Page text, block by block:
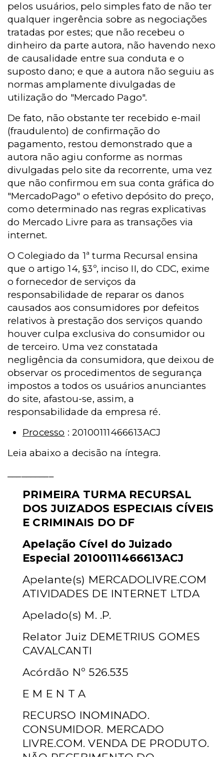
pelos usuários, pelo simples fato de não ter
qualquer ingerência sobre as negociações
tratadas por estes; que não recebeu o
dinheiro da parte autora, não havendo nexo
de causalidade entre sua conduta e o
suposto dano; e que a autora não seguiu as
normas amplamente divulgadas de
utilização do "Mercado Pago".
De fato, não obstante ter recebido e-mail
(fraudulento) de confirmação do
pagamento, restou demonstrado que a
autora não agiu conforme as normas
divulgadas pelo site da recorrente, uma vez
que não confirmou em sua conta gráfica do
"MercadoPago" o efetivo depósito do preço,
como determinado nas regras explicativas
do Mercado Livre para as transações via
internet.
O Colegiado da 1ª turma Recursal ensina
que o artigo 14, §3º, inciso II, do CDC, exime
o fornecedor de serviços da
responsabilidade de reparar os danos
causados aos consumidores por defeitos
relativos à prestação dos serviços quando
houver culpa exclusiva do consumidor ou
de terceiro. Uma vez constatada
negligência da consumidora, que deixou de
observar os procedimentos de segurança
impostos a todos os usuários anunciantes
do site, afastou-se, assim, a
responsabilidade da empresa ré.
Processo : 20100111466613ACJ
Leia abaixo a decisão na íntegra.
PRIMEIRA TURMA RECURSAL
DOS JUIZADOS ESPECIAIS CÍVEIS
E CRIMINAIS DO DF
Apelação Cível do Juizado
Especial 20100111466613ACJ
Apelante(s) MERCADOLIVRE.COM
ATIVIDADES DE INTERNET LTDA
Apelado(s) M. .P.
Relator Juiz DEMETRIUS GOMES
CAVALCANTI
Acórdão Nº 526.535
E M E N T A
RECURSO INOMINADO.
CONSUMIDOR. MERCADO
LIVRE.COM. VENDA DE PRODUTO.